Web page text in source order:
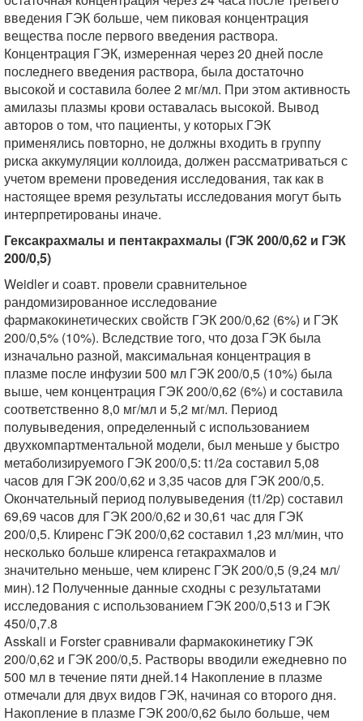
введения ГЭК больше, чем пиковая концентрация
вещества после первого введения раствора.
Концентрация ГЭК, измеренная через 20 дней после
последнего введения раствора, была достаточно
высокой и составила более 2 мг/мл. При этом активность
амилазы плазмы крови оставалась высокой. Вывод
авторов о том, что пациенты, у которых ГЭК
применялись повторно, не должны входить в группу
риска аккумуляции коллоида, должен рассматриваться с
учетом времени проведения исследования, так как в
настоящее время результаты исследования могут быть
интерпретированы иначе.
Гексакрахмалы и пентакрахмалы (ГЭК 200/0,62 и ГЭК
200/0,5)
Weidler и соавт. провели сравнительное
рандомизированное исследование
фармакокинетических свойств ГЭК 200/0,62 (6%) и ГЭК
200/0,5% (10%). Вследствие того, что доза ГЭК была
изначально разной, максимальная концентрация в
плазме после инфузии 500 мл ГЭК 200/0,5 (10%) была
выше, чем концентрация ГЭК 200/0,62 (6%) и составила
соответственно 8,0 мг/мл и 5,2 мг/мл. Период
полувыведения, определенный с использованием
двухкомпартментальной модели, был меньше у быстро
метаболизируемого ГЭК 200/0,5: t1/2a составил 5,08
часов для ГЭК 200/0,62 и 3,35 часов для ГЭК 200/0,5.
Окончательный период полувыведения (t1/2p) составил
69,69 часов для ГЭК 200/0,62 и 30,61 час для ГЭК
200/0,5. Клиренс ГЭК 200/0,62 составил 1,23 мл/мин, что
несколько больше клиренса гетакрахмалов и
значительно меньше, чем клиренс ГЭК 200/0,5 (9,24 мл/
мин).12 Полученные данные сходны с результатами
исследования с использованием ГЭК 200/0,513 и ГЭК
450/0,7.8
Asskali и Forster сравнивали фармакокинетику ГЭК
200/0,62 и ГЭК 200/0,5. Растворы вводили ежедневно по
500 мл в течение пяти дней.14 Накопление в плазме
отмечали для двух видов ГЭК, начиная со второго дня.
Накопление в плазме ГЭК 200/0,62 было больше, чем